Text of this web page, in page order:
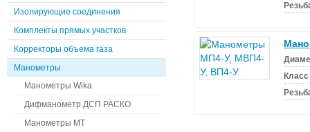
Изолирующие соединения
Комплекты прямых участков
Корректоры объема газа
Манометры
Манометры Wika
Дифманометр ДСП РАСКО
Манометры МТ